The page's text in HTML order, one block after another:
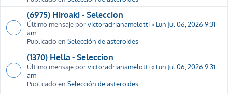
(6975) Hiroaki - Seleccion
Último mensaje porvictoradrianamelotti« Lun Jul 06, 2026 9:31
am
Publicado en Selección de asteroides
(1370) Hella - Seleccion
Último mensaje porvictoradrianamelotti« Lun Jul 06, 2026 9:31
am
Publicado en Selección de asteroides